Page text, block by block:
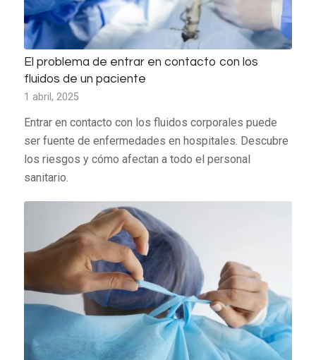
El problema de entrar en contacto con los
fluidos de un paciente
1 abril, 2025
Entrar en contacto con los fluidos corporales puede
ser fuente de enfermedades en hospitales. Descubre
los riesgos y cómo afectan a todo el personal
sanitario.